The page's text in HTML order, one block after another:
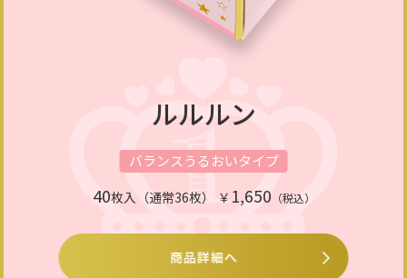
ルルルン
バランスうるおいタイプ
40枚入（通常36枚） ￥ 1,650 （税込）